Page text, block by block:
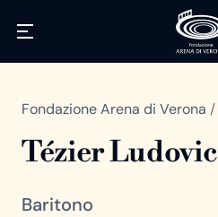
Fondazione Arena di Verona /
Tézier Ludovic
Baritono